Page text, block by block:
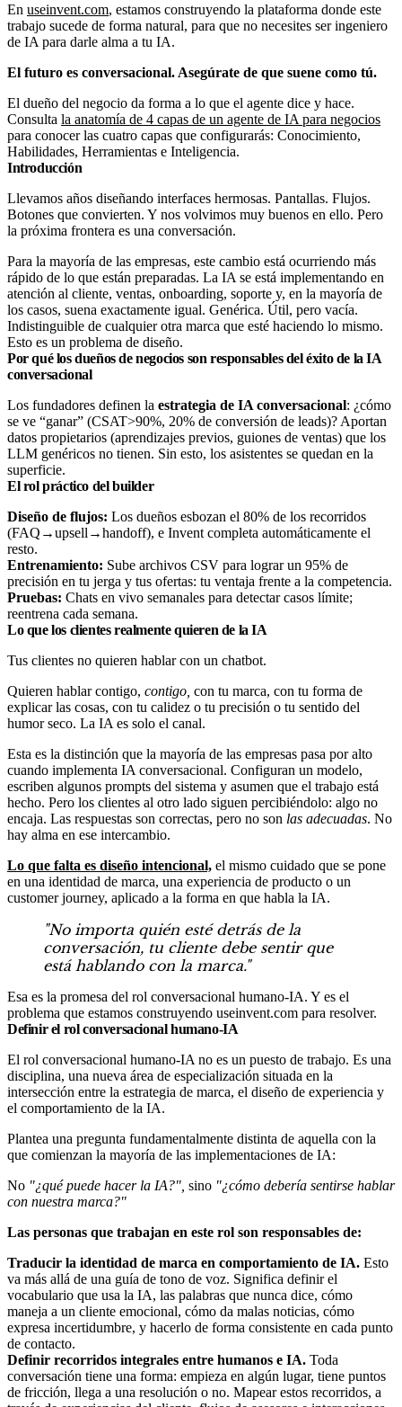
En useinvent.com, estamos construyendo la plataforma donde este
trabajo sucede de forma natural, para que no necesites ser ingeniero
de IA para darle alma a tu IA.
El futuro es conversacional. Asegúrate de que suene como tú.
El dueño del negocio da forma a lo que el agente dice y hace.
Consulta la anatomía de 4 capas de un agente de IA para negocios
para conocer las cuatro capas que configurarás: Conocimiento,
Habilidades, Herramientas e Inteligencia.
Introducción
Llevamos años diseñando interfaces hermosas. Pantallas. Flujos.
Botones que convierten. Y nos volvimos muy buenos en ello. Pero
la próxima frontera es una conversación.
Para la mayoría de las empresas, este cambio está ocurriendo más
rápido de lo que están preparadas. La IA se está implementando en
atención al cliente, ventas, onboarding, soporte y, en la mayoría de
los casos, suena exactamente igual. Genérica. Útil, pero vacía.
Indistinguible de cualquier otra marca que esté haciendo lo mismo.
Esto es un problema de diseño.
Por qué los dueños de negocios son responsables del éxito de la IA
conversacional
Los fundadores definen la estrategia de IA conversacional: ¿cómo
se ve “ganar” (CSAT>90%, 20% de conversión de leads)? Aportan
datos propietarios (aprendizajes previos, guiones de ventas) que los
LLM genéricos no tienen. Sin esto, los asistentes se quedan en la
superficie.
El rol práctico del builder
Diseño de flujos: Los dueños esbozan el 80% de los recorridos
(FAQ→upsell→handoff), e Invent completa automáticamente el
resto.
Entrenamiento: Sube archivos CSV para lograr un 95% de
precisión en tu jerga y tus ofertas: tu ventaja frente a la competencia.
Pruebas: Chats en vivo semanales para detectar casos límite;
reentrena cada semana.
Lo que los clientes realmente quieren de la IA
Tus clientes no quieren hablar con un chatbot.
Quieren hablar contigo, contigo, con tu marca, con tu forma de
explicar las cosas, con tu calidez o tu precisión o tu sentido del
humor seco. La IA es solo el canal.
Esta es la distinción que la mayoría de las empresas pasa por alto
cuando implementa IA conversacional. Configuran un modelo,
escriben algunos prompts del sistema y asumen que el trabajo está
hecho. Pero los clientes al otro lado siguen percibiéndolo: algo no
encaja. Las respuestas son correctas, pero no son las adecuadas. No
hay alma en ese intercambio.
Lo que falta es diseño intencional, el mismo cuidado que se pone
en una identidad de marca, una experiencia de producto o un
customer journey, aplicado a la forma en que habla la IA.
"No importa quién esté detrás de la
conversación, tu cliente debe sentir que
está hablando con la marca."
Esa es la promesa del rol conversacional humano-IA. Y es el
problema que estamos construyendo useinvent.com para resolver.
Definir el rol conversacional humano-IA
El rol conversacional humano-IA no es un puesto de trabajo. Es una
disciplina, una nueva área de especialización situada en la
intersección entre la estrategia de marca, el diseño de experiencia y
el comportamiento de la IA.
Plantea una pregunta fundamentalmente distinta de aquella con la
que comienzan la mayoría de las implementaciones de IA:
No "¿qué puede hacer la IA?", sino "¿cómo debería sentirse hablar
con nuestra marca?"
Las personas que trabajan en este rol son responsables de:
Traducir la identidad de marca en comportamiento de IA. Esto
va más allá de una guía de tono de voz. Significa definir el
vocabulario que usa la IA, las palabras que nunca dice, cómo
maneja a un cliente emocional, cómo da malas noticias, cómo
expresa incertidumbre, y hacerlo de forma consistente en cada punto
de contacto.
Definir recorridos integrales entre humanos e IA. Toda
conversación tiene una forma: empieza en algún lugar, tiene puntos
de fricción, llega a una resolución o no. Mapear estos recorridos, a